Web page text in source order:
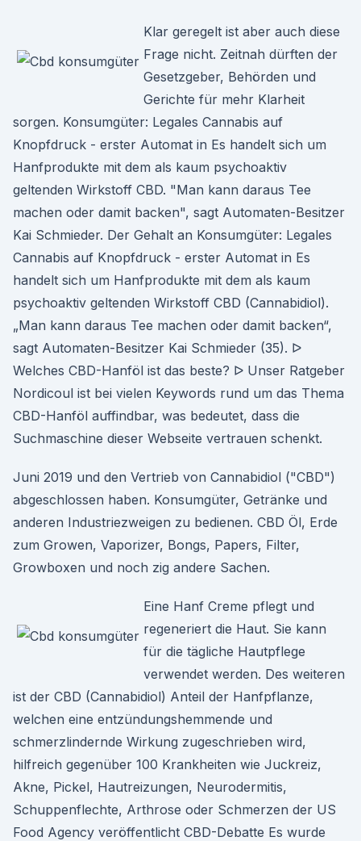
Klar geregelt ist aber auch diese
Frage nicht. Zeitnah dürften der
Gesetzgeber, Behörden und
Gerichte für mehr Klarheit
sorgen. Konsumgüter: Legales Cannabis auf
Knopfdruck - erster Automat in Es handelt sich um
Hanfprodukte mit dem als kaum psychoaktiv
geltenden Wirkstoff CBD. "Man kann daraus Tee
machen oder damit backen", sagt Automaten-Besitzer
Kai Schmieder. Der Gehalt an Konsumgüter: Legales
Cannabis auf Knopfdruck - erster Automat in Es
handelt sich um Hanfprodukte mit dem als kaum
psychoaktiv geltenden Wirkstoff CBD (Cannabidiol).
„Man kann daraus Tee machen oder damit backen“,
sagt Automaten-Besitzer Kai Schmieder (35). ᐅ
Welches CBD-Hanföl ist das beste? ᐅ Unser Ratgeber
Nordicoul ist bei vielen Keywords rund um das Thema
CBD-Hanföl auffindbar, was bedeutet, dass die
Suchmaschine dieser Webseite vertrauen schenkt.
Juni 2019 und den Vertrieb von Cannabidiol ("CBD")
abgeschlossen haben. Konsumgüter, Getränke und
anderen Industriezweigen zu bedienen. CBD Öl, Erde
zum Growen, Vaporizer, Bongs, Papers, Filter,
Growboxen und noch zig andere Sachen.
Eine Hanf Creme pflegt und
regeneriert die Haut. Sie kann
für die tägliche Hautpflege
verwendet werden. Des weiteren
ist der CBD (Cannabidiol) Anteil der Hanfpflanze,
welchen eine entzündungshemmende und
schmerzlindernde Wirkung zugeschrieben wird,
hilfreich gegenüber 100 Krankheiten wie Juckreiz,
Akne, Pickel, Hautreizungen, Neurodermitis,
Schuppenflechte, Arthrose oder Schmerzen der US
Food Agency veröffentlicht CBD-Debatte Es wurde